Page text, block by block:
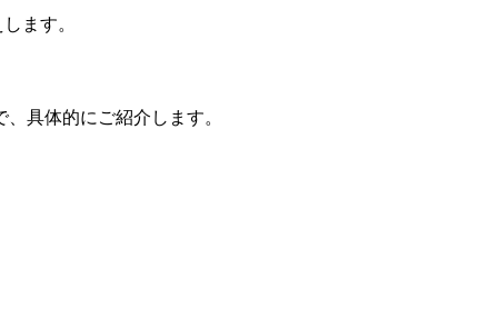
ます。
具体的にご紹介します。